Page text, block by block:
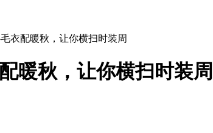
衣配暖秋，让你横扫时装周
暖秋，让你横扫时装周